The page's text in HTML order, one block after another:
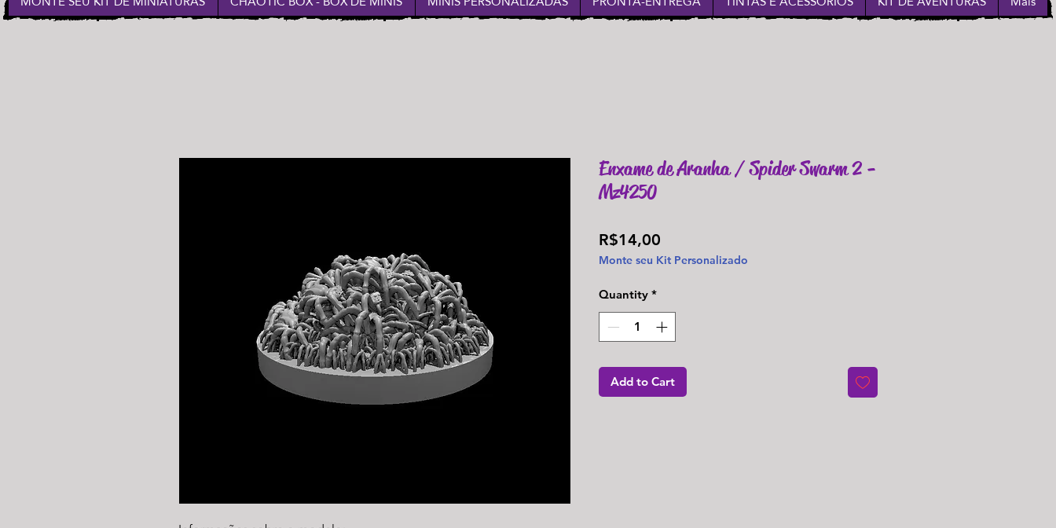
Enxame de Aranha / Spider Swarm 2 -
Mz4250
R$14,00
Monte seu Kit Personalizado
Quantity *
Add to Cart